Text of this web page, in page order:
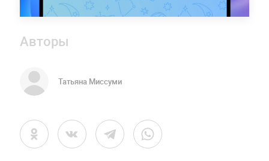
Авторы
Татьяна Миссуми